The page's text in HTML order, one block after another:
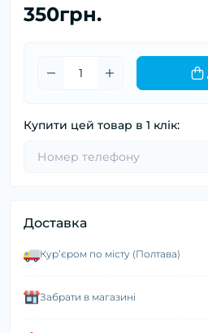
350грн.
Купити цей товар в 1 клік:
Доставка
Курʼєром по місту (Полтава)
Забрати в магазині